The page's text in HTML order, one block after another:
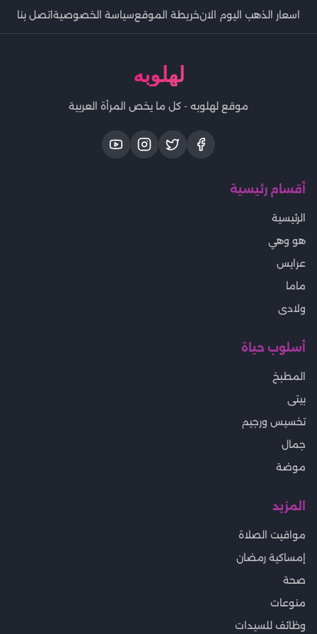
اسعار الذهب اليوم الانخريطة الموقعسياسة الخصوصيةاتصل بنا
لهلوبه
موقع لهلوبه - كل ما يخص المرأة العربية
أقسام رئيسية
الرئيسية
هو وهي
عرايس
ماما
ولادى
أسلوب حياة
المطبخ
بيتى
تخسيس ورجيم
جمال
موضة
المزيد
مواقيت الصلاة
إمساكية رمضان
صحة
منوعات
وظائف للسيدات